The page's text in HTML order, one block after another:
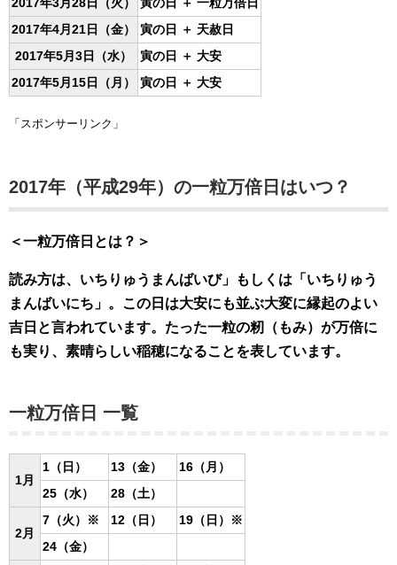
2017年3月28日（火） 寅の日
＋ 一粒万倍日
2017年4月21日（金）
寅の日
＋ 天赦日
2017年5月3日（水）
寅の日
＋ 大安
2017年5月15日（月）
寅の日 ＋ 大安
「スポンサーリンク」
2017年（平成29年）の一粒万倍日はいつ？
＜一粒万倍日とは？＞
読み方は、いちりゅうまんばいび」もしくは「いちりゅう
まんばいにち」。この日は大安にも並ぶ大変に縁起のよい
吉日と言われています。たった一粒の籾（もみ）が万倍に
も実り、素晴らしい稲穂になることを表しています。
一粒万倍日 一覧
1月
1（日） 13（金）
16（月）
25（水）
28（土）
2月
7（火）※ 12（日） 19（日）
※
24（金）